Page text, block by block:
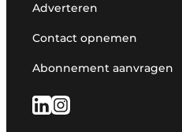
Adverteren
Contact opnemen
Abonnement aanvragen